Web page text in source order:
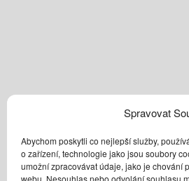
Spravovat
Abychom poskytli co nejlepší služby,
o zařízení, technologie jako jsou soubory
umožní zpracovávat údaje, jako je chování
webu. Nesouhlas nebo odvolání souhlasu